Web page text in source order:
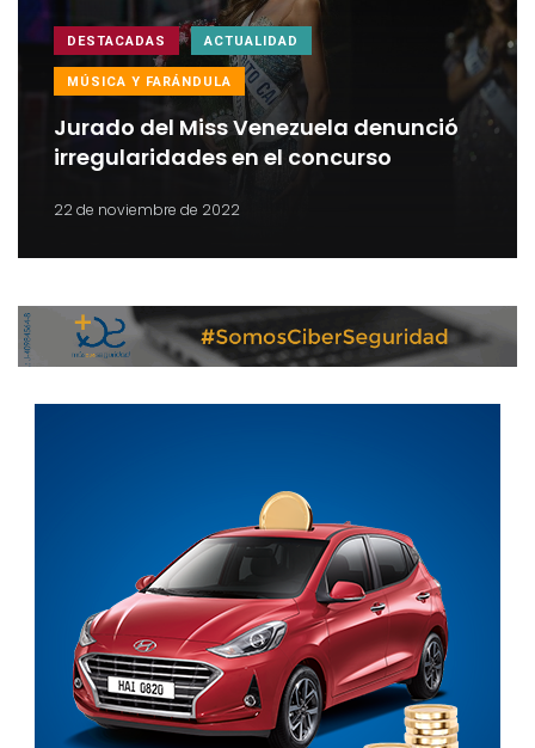
DESTACADAS ACTUALIDAD
MÚSICA Y FARÁNDULA
Jurado del Miss Venezuela denunció
irregularidades en el concurso
22 de noviembre de 2022